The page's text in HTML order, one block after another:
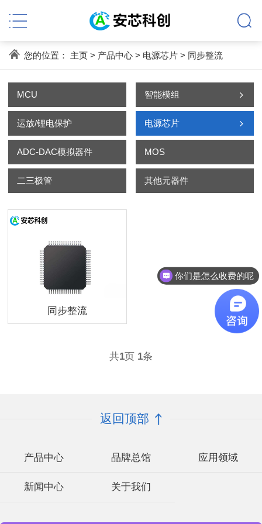
您的位置： 主页> 产品中心> 电源芯片> 同步整流
MCU 智能模组
运放/锂电保护 电源芯片
ADC-DAC模拟器件 MOS
二三极管 其他元器件
同步整流
共1页 1条
返回顶部
产品中心 品牌总馆 应用领域
新闻中心 关于我们
你们是怎么收费的呢